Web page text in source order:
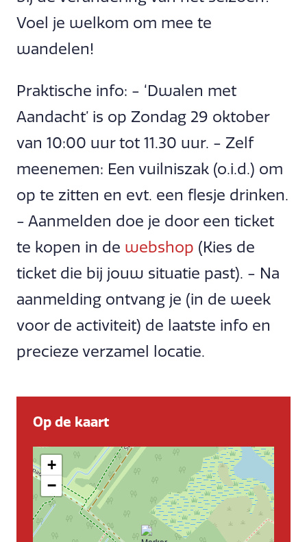
Voel je welkom om mee te
wandelen!
Praktische info: - ‘Dwalen met
Aandacht’ is op Zondag 29 oktober
van 10:00 uur tot 11.30 uur. - Zelf
meenemen: Een vuilniszak (o.i.d.) om
op te zitten en evt. een flesje drinken.
- Aanmelden doe je door een ticket
te kopen in de webshop (Kies de
ticket die bij jouw situatie past). - Na
aanmelding ontvang je (in de week
voor de activiteit) de laatste info en
precieze verzamel locatie.
Op de kaart
+
−